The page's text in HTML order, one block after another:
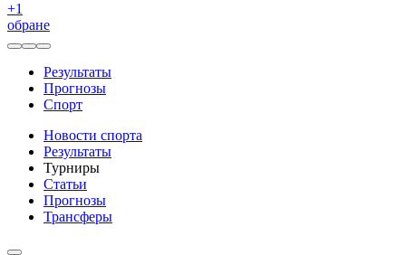
+1
обране
Результаты
Прогнозы
Спорт
Новости спорта
Результаты
Турниры
Статьи
Прогнозы
Трансферы